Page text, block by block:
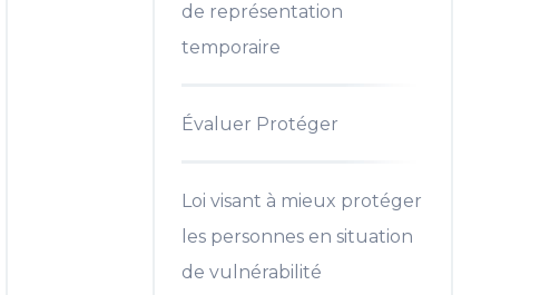
de représentation
temporaire
Évaluer Protéger
Loi visant à mieux protéger
les personnes en situation
de vulnérabilité